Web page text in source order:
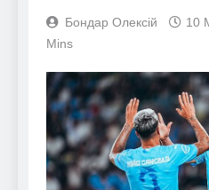
Бондар Олексій 10
Mins